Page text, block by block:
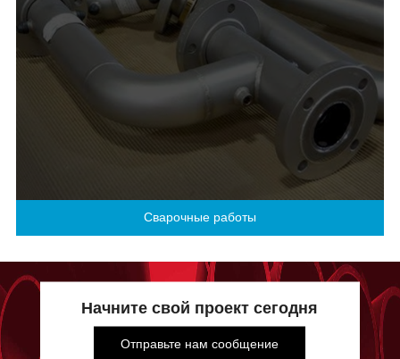
Сварочные работы
Начните свой проект сегодня
Отправьте нам сообщение